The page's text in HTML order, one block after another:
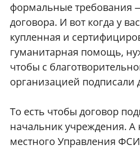
формальные требования
договора. И вот когда у
купленная и
гуманитарная помощь,
чтобы с
организацией подписали
То есть чтобы договор
начальник учреждения. А
местного Управления